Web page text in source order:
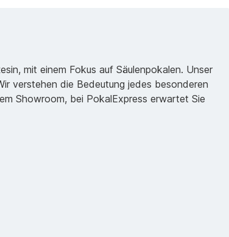
mit einem Fokus auf Säulenpokalen. Unser
verstehen die Bedeutung jedes besonderen
Showroom, bei PokalExpress erwartet Sie